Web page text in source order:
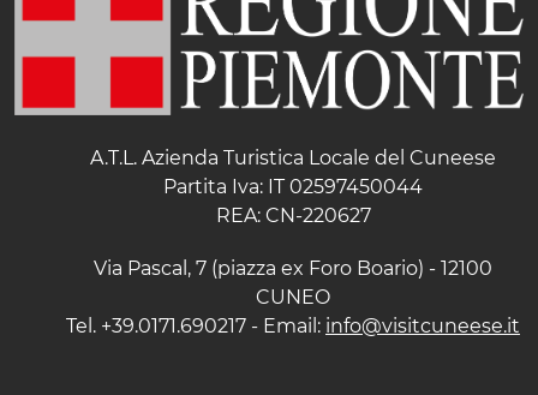
A.T.L. Azienda Turistica Locale del Cuneese
Partita Iva: IT 02597450044
REA: CN-220627
Via Pascal, 7 (piazza ex Foro Boario) - 12100
CUNEO
Tel. +39.0171.690217 - Email: info@visitcuneese.it